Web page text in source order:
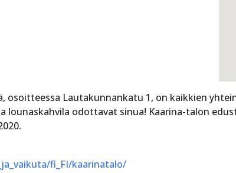
osoitteessa Lautakunnankatu 1, on kaikkien
lounaskahvila odottavat sinua! Kaarina-talon
fi_FI/kaarinatalo/